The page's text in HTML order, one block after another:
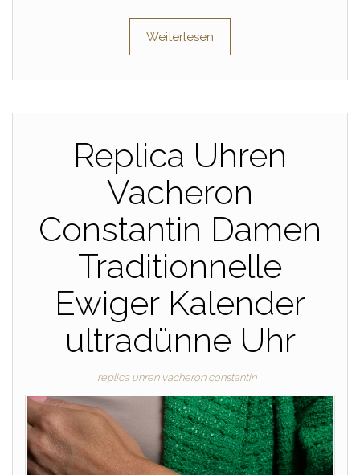
Weiterlesen
Replica Uhren
Vacheron
Constantin Damen
Traditionnelle
Ewiger Kalender
ultradünne Uhr
replica uhren vacheron constantin